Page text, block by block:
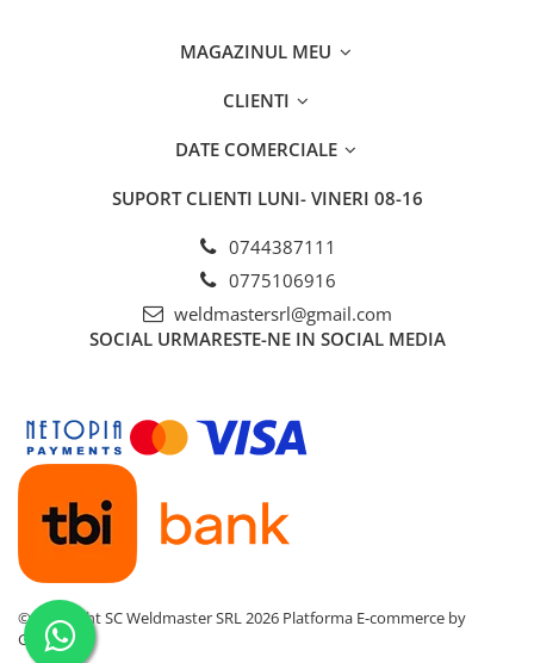
MAGAZINUL MEU
CLIENTI
DATE COMERCIALE
SUPORT CLIENTI LUNI- VINERI 08-16
0744387111
0775106916
weldmastersrl@gmail.com
SOCIAL URMARESTE-NE IN SOCIAL MEDIA
©Copyright SC Weldmaster SRL 2026 Platforma E-commerce by
Gomag